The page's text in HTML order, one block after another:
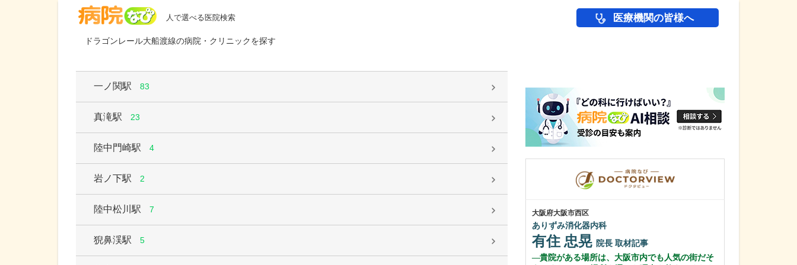
人で選べる医院検索 医療機関の皆様へ
ドラゴンレール大船渡線の病院・クリニックを探す
一ノ関駅 83
真滝駅 23
陸中門崎駅 4
岩ノ下駅 2
陸中松川駅 7
猊鼻渓駅 5
中野富士見町耳鼻咽喉科
特に先生が力を入れている診療について教えて
大阪府大阪市西区
ありずみ消化器内科
有住 忠晃 院長 取材記事
貴院がある場所は、大阪市内でも人気の街だそ